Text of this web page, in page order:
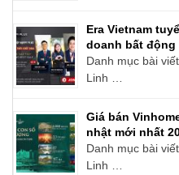
Era Vietnam
doanh bất động
Danh mục bài
Linh …
Giá bán
nhật mới nhất
Danh mục bài
Linh …